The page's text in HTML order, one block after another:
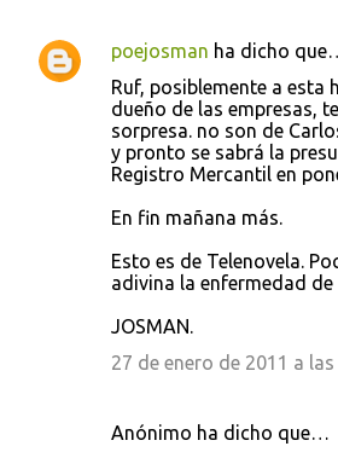
poejosman ha dicho
Ruf, posiblemente a esta
dueño de las empresas,
sorpresa. no son de
y pronto se sabrá la
Registro Mercantil en
En fin mañana más.
Esto es de Telenovela.
adivina la enfermedad
JOSMAN.
27 de enero de 2011 a las
Anónimo ha dicho que…